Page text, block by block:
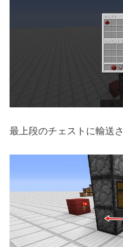
最上段のチェストに輸送